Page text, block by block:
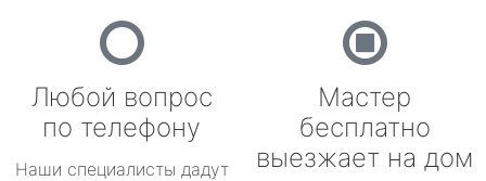
Любой вопрос
по телефону
Наши специалисты дадут
Мастер
бесплатно
выезжает на дом